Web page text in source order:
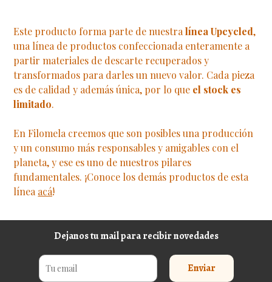
Este producto forma parte de nuestralínea Upcycled,
una línea de productos confeccionada enteramente a
partir materiales de descarte recuperados y
transformados para darles un nuevo valor. Cada pieza
es de calidad y además única, por lo que el stock es
limitado.
En Filomela creemos que son posibles una producción
y un consumo más responsables y amigables con el
planeta, y ese es uno de nuestros pilares
fundamentales. ¡Conoce los demás productos de esta
línea acá!
Dejanos tu mail para recibir novedades
Enviar